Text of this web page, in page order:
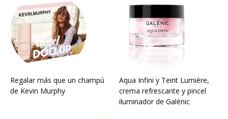
Regalar más que un champú
de Kevin Murphy
Aqua Infini y Teint Lumière,
crema refrescante y pincel
iluminador de Galénic